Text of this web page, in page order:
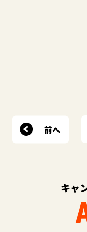
前へ
キャ